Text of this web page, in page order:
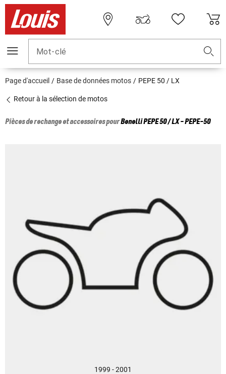
Mot-clé
Page d'accueil Base de données motos PEPE 50 / LX
Retour à la sélection de motos
Pièces de rechange et accessoires pourBenelliPEPE 50 / LX - PEPE-50
1999 - 2001